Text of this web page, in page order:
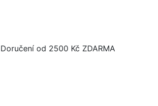
Doručení od 2500 Kč ZDARMA